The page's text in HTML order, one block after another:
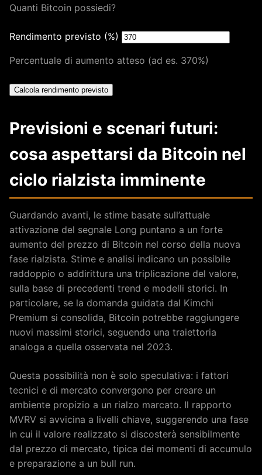
Quanti Bitcoin possiedi?
Rendimento previsto (%)
Percentuale di aumento atteso (ad es. 370%)
Calcola rendimento previsto
Previsioni e scenari futuri:
cosa aspettarsi da Bitcoin nel
ciclo rialzista imminente
Guardando avanti, le stime basate sull’attuale
attivazione del segnale Long puntano a un forte
aumento del prezzo di Bitcoin nel corso della nuova
fase rialzista. Stime e analisi indicano un possibile
raddoppio o addirittura una triplicazione del valore,
sulla base di precedenti trend e modelli storici. In
particolare, se la domanda guidata dal Kimchi
Premium si consolida, Bitcoin potrebbe raggiungere
nuovi massimi storici, seguendo una traiettoria
analoga a quella osservata nel 2023.
Questa possibilità non è solo speculativa: i fattori
tecnici e di mercato convergono per creare un
ambiente propizio a un rialzo marcato. Il rapporto
MVRV si avvicina a livelli chiave, suggerendo una fase
in cui il valore realizzato si discosterà sensibilmente
dal prezzo di mercato, tipica dei momenti di accumulo
e preparazione a un bull run.